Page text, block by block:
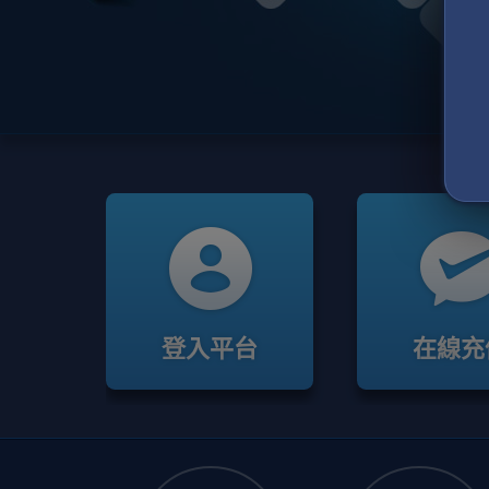
登入平台 在線